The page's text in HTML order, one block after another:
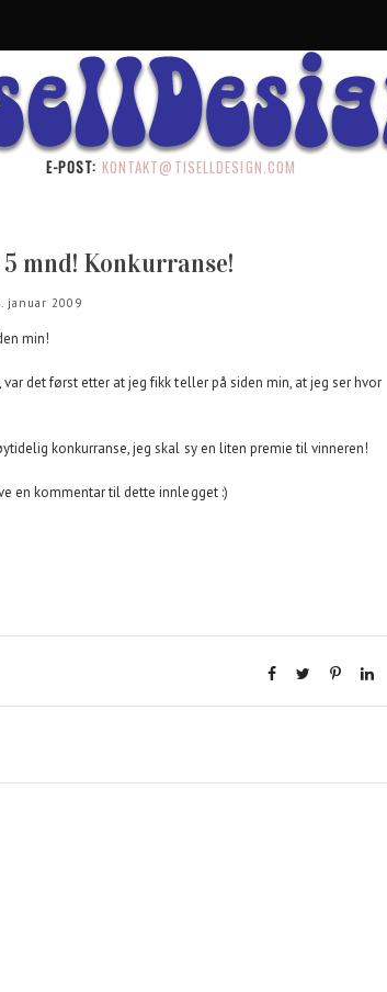
E-POST: KONTAKT@TISELLDESIGN.COM
mnd! Konkurranse!
januar 2009
min!
det først etter at jeg fikk teller på siden min, at jeg ser hvor
konkurranse, jeg skal sy en liten premie til vinneren!
en kommentar til dette innlegget :)